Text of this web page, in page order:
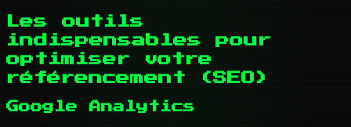
Les outils
indispensables pour
optimiser votre
référencement (SEO)
Google Analytics